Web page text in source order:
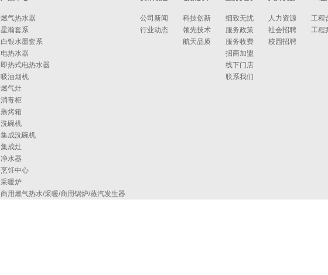
燃气热水器
星瀚套系
白银水墨套系
电热水器
即热式电热水器
吸油烟机
燃气灶
消毒柜
蒸烤箱
洗碗机
集成洗碗机
集成灶
净水器
烹饪中心
采暖炉
商用燃气热水/采暖/商用锅炉/蒸汽发生器
公司新闻
行业动态
科技创新
领先技术
航天品质
细致无忧
服务政策
服务收费
招商加盟
线下门店
联系我们
人力资源
社会招聘
校园招聘
工程
工程